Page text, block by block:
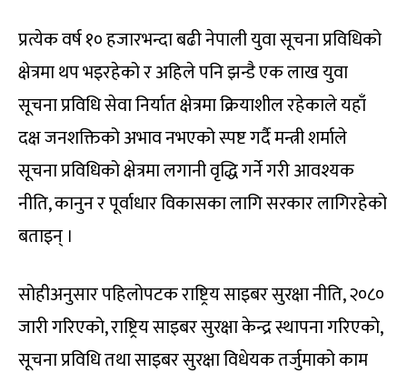
प्रत्येक वर्ष १० हजारभन्दा बढी नेपाली युवा सूचना प्रविधिको
क्षेत्रमा थप भइरहेको र अहिले पनि झन्डै एक लाख युवा
सूचना प्रविधि सेवा निर्यात क्षेत्रमा क्रियाशील रहेकाले यहाँ
दक्ष जनशक्तिको अभाव नभएको स्पष्ट गर्दै मन्त्री शर्माले
सूचना प्रविधिको क्षेत्रमा लगानी वृद्धि गर्ने गरी आवश्यक
नीति, कानुन र पूर्वाधार विकासका लागि सरकार लागिरहेको
बताइन् ।
सोहीअनुसार पहिलोपटक राष्ट्रिय साइबर सुरक्षा नीति, २०८०
जारी गरिएको, राष्ट्रिय साइबर सुरक्षा केन्द्र स्थापना गरिएको,
सूचना प्रविधि तथा साइबर सुरक्षा विधेयक तर्जुमाको काम